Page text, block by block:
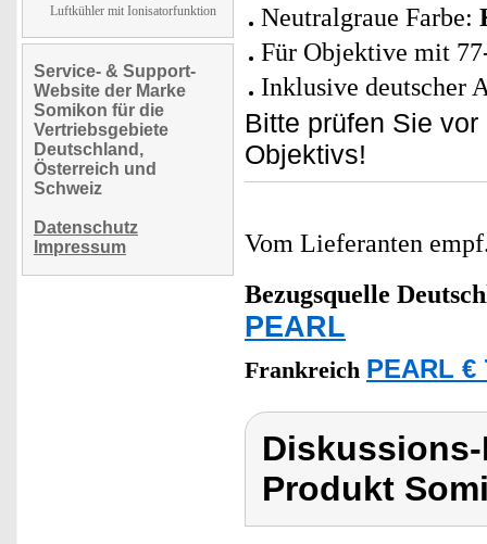
Luftkühler mit Ionisatorfunktion
Service- & Support-
Website der Marke
Somikon für die
Vertriebsgebiete
Deutschland,
Österreich und
Schweiz
Datenschutz
Impressum
Neutralgraue Farbe:
Für Objektive mit
Inklusive deutscher
Bitte prüfen Sie
Objektivs!
Vom Lieferanten
Bezugsquelle
PEARL
Frankreich PEARL €
Produkt